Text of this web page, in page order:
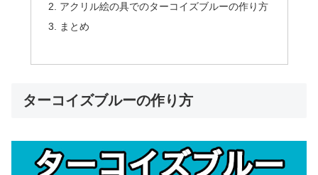
アクリル絵の具でのターコイズブルーの作り方
まとめ
ターコイズブルーの作り方